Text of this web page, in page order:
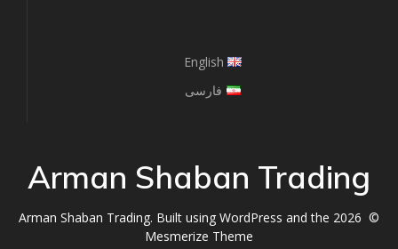
English
فارسی
Arman Shaban Trading
© 2026 Arman Shaban Trading. Built using WordPress and the
Mesmerize Theme